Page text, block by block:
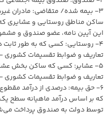
۳- بیمه شده/ متقاضی: مادران
ساکن مناطق روستایی و عشایری که
این آیین نامه، عضو صندوق و
تعاریف و ضوابط تقسیمات کشوری -مصوب ۱۳۶۲-)
تعاریف و ضوابط تقسیمات کشوری -مصوب
۶- حق بیمه: درصدی از درآمد
که بر اساس درآمد ماهیانه سطح
توسط دولت به صندوق پرداخت